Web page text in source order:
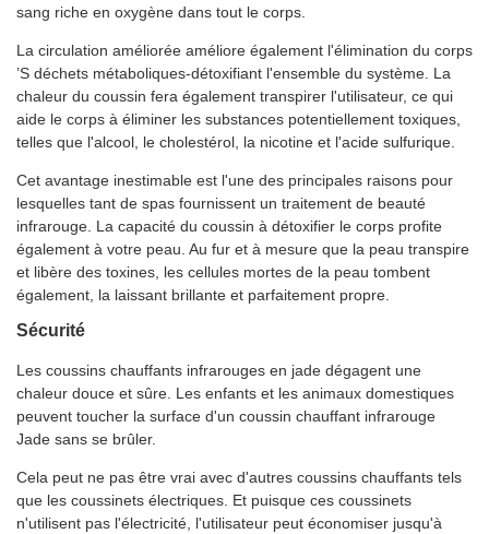
sang riche en oxygène dans tout le corps.
La circulation améliorée améliore également l'élimination du corps
’S déchets métaboliques-détoxifiant l'ensemble du système. La
chaleur du coussin fera également transpirer l'utilisateur, ce qui
aide le corps à éliminer les substances potentiellement toxiques,
telles que l'alcool, le cholestérol, la nicotine et l'acide sulfurique.
Cet avantage inestimable est l'une des principales raisons pour
lesquelles tant de spas fournissent un traitement de beauté
infrarouge. La capacité du coussin à détoxifier le corps profite
également à votre peau. Au fur et à mesure que la peau transpire
et libère des toxines, les cellules mortes de la peau tombent
également, la laissant brillante et parfaitement propre.
Sécurité
Les coussins chauffants infrarouges en jade dégagent une
chaleur douce et sûre. Les enfants et les animaux domestiques
peuvent toucher la surface d'un coussin chauffant infrarouge
Jade sans se brûler.
Cela peut ne pas être vrai avec d'autres coussins chauffants tels
que les coussinets électriques. Et puisque ces coussinets
n'utilisent pas l'électricité, l'utilisateur peut économiser jusqu'à